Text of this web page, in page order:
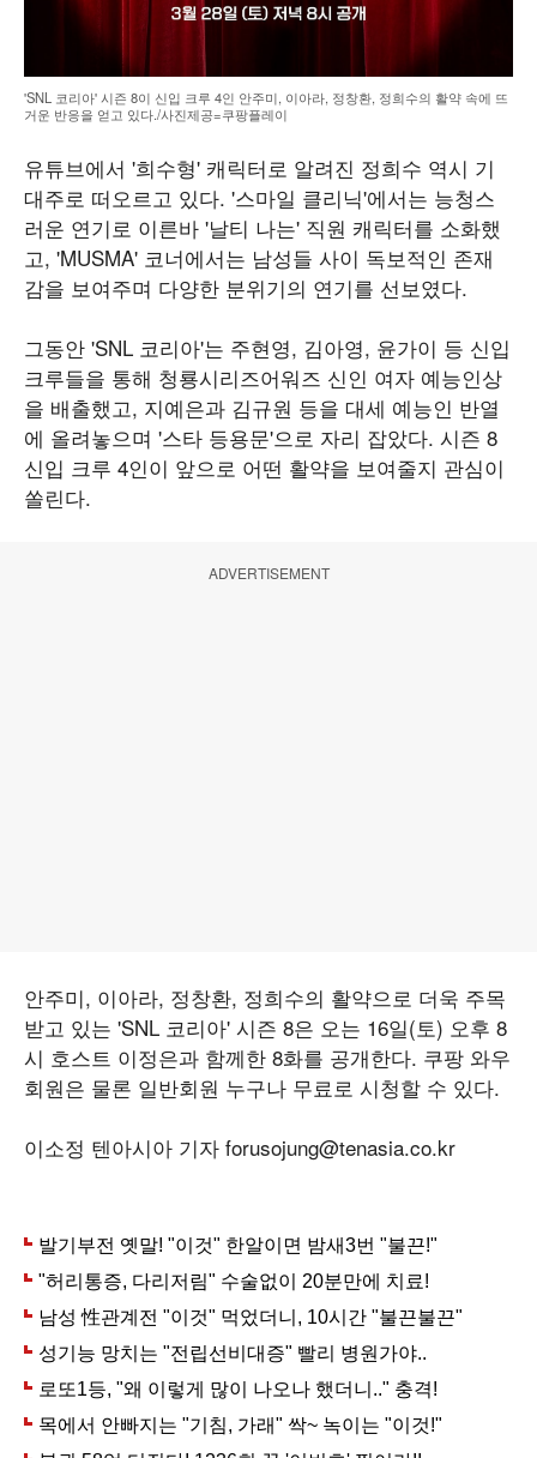
'SNL 코리아' 시즌 8이 신입 크루 4인 안주미, 이아라, 정창환, 정희수의 활약 속에 뜨
거운 반응을 얻고 있다./사진제공=쿠팡플레이
유튜브에서 '희수형' 캐릭터로 알려진 정희수 역시 기
대주로 떠오르고 있다. '스마일 클리닉'에서는 능청스
러운 연기로 이른바 '날티 나는' 직원 캐릭터를 소화했
고, 'MUSMA' 코너에서는 남성들 사이 독보적인 존재
감을 보여주며 다양한 분위기의 연기를 선보였다.
그동안 'SNL 코리아'는 주현영, 김아영, 윤가이 등 신입
크루들을 통해 청룡시리즈어워즈 신인 여자 예능인상
을 배출했고, 지예은과 김규원 등을 대세 예능인 반열
에 올려놓으며 '스타 등용문'으로 자리 잡았다. 시즌 8
신입 크루 4인이 앞으로 어떤 활약을 보여줄지 관심이
쏠린다.
ADVERTISEMENT
안주미, 이아라, 정창환, 정희수의 활약으로 더욱 주목
받고 있는 'SNL 코리아' 시즌 8은 오는 16일(토) 오후 8
시 호스트 이정은과 함께한 8화를 공개한다. 쿠팡 와우
회원은 물론 일반회원 누구나 무료로 시청할 수 있다.
이소정 텐아시아 기자 forusojung@tenasia.co.kr